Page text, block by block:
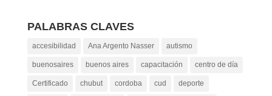
PALABRAS CLAVES
accesibilidad Ana Argento Nasser autismo
buenosaires buenos aires capacitación centro de día
Certificado chubut cordoba cud deporte